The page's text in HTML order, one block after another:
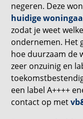
negeren. Deze
huidige
zodat je weet
ondernemen. Het
hoe duurzaam de
zeer onzuinig en
een label A++++
contact op met